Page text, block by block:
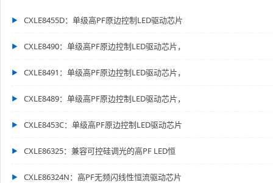
CXLE8455D：单级高PF原边控制LED驱动芯片
CXLE8490：单级高PF原边控制LED驱动芯片，
CXLE8491：单级高PF原边控制LED驱动芯片，
CXLE8489：单级高PF原边控制LED驱动芯片，
CXLE8453C：单级高PF原边控制LED驱动芯片
CXLE86325：兼容可控硅调光的高PF LED恒
CXLE86324N：高PF无频闪线性恒流驱动芯片